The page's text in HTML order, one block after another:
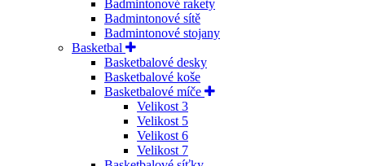
Badmintonové rakety
Badmintonové sítě
Badmintonové stojany
Basketbal
Basketbalové desky
Basketbalové koše
Basketbalové míče
Velikost 3
Velikost 5
Velikost 6
Velikost 7